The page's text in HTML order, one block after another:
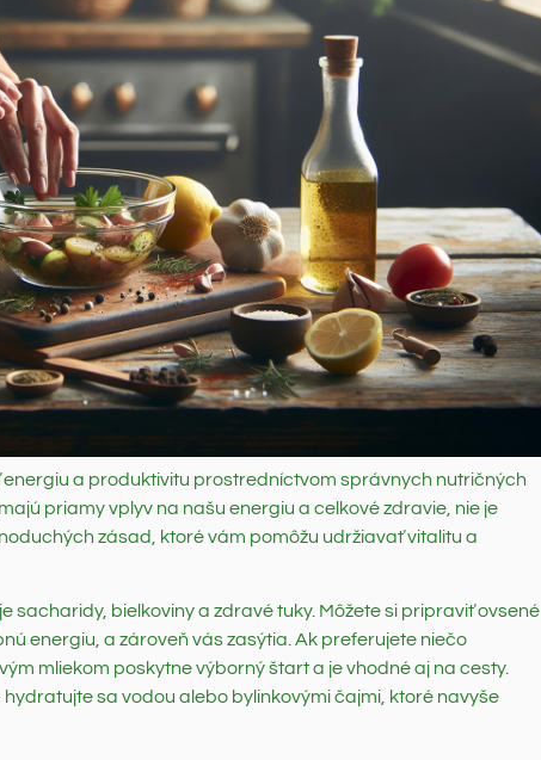
a produktivitu prostredníctvom správnych nutričných
priamy vplyv na našu energiu a celkové zdravie, nie je
zásad, ktoré vám pomôžu udržiavať vitalitu a
sacharidy, bielkoviny a zdravé tuky. Môžete si pripraviť ovsené
energiu, a zároveň vás zasýtia. Ak preferujete niečo
mliekom poskytne výborný štart a je vhodné aj na cesty.
sa vodou alebo bylinkovými čajmi, ktoré navyše